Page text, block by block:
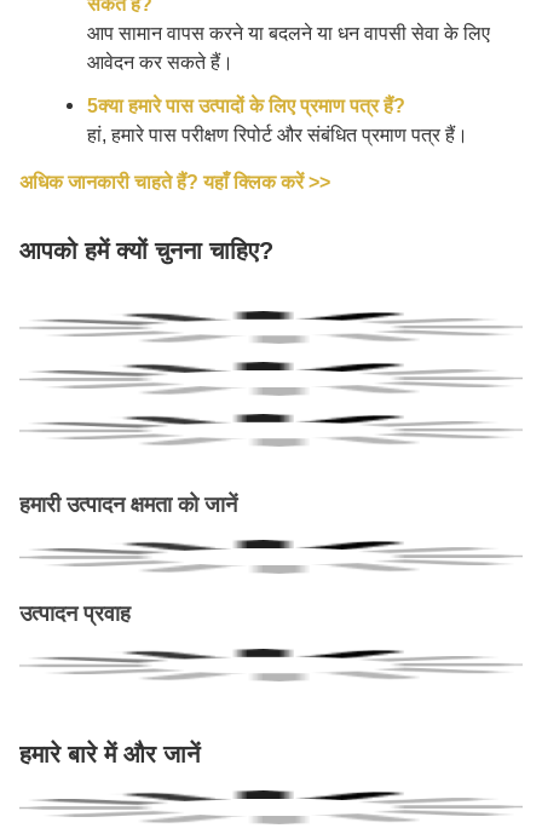
आप सामान वापस करने या बदलने या धन वापसी सेवा के लिए
आवेदन कर सकते हैं।
5क्या हमारे पास उत्पादों के लिए प्रमाण पत्र हैं?
हां, हमारे पास परीक्षण रिपोर्ट और संबंधित प्रमाण पत्र हैं।
अधिक जानकारी चाहते हैं? यहाँ क्लिक करें >>
आपको हमें क्यों चुनना चाहिए?
हमारी उत्पादन क्षमता को जानें
उत्पादन प्रवाह
हमारे बारे में और जानें